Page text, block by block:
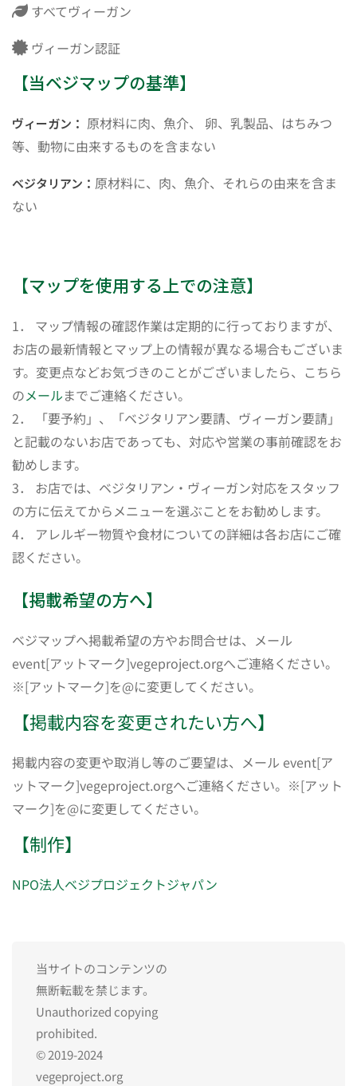
すべてヴィーガン
ヴィーガン認証
【当ベジマップの基準】
ヴィーガン： 原材料に肉、魚介、 卵、乳製品、はちみつ
等、動物に由来するものを含まない
ベジタリアン： 原材料に、肉、魚介、それらの由来を含ま
ない
【マップを使用する上での注意】
1． マップ情報の確認作業は定期的に行っておりますが、
お店の最新情報とマップ上の情報が異なる場合もございま
す。変更点などお気づきのことがございましたら、こちら
のメールまでご連絡ください。
2． 「要予約」、「ベジタリアン要請、ヴィーガン要請」
と記載のないお店であっても、対応や営業の事前確認をお
勧めします。
3． お店では、ベジタリアン・ヴィーガン対応をスタッフ
の方に伝えてからメニューを選ぶことをお勧めします。
4． アレルギー物質や食材についての詳細は各お店にご確
認ください。
【掲載希望の方へ】
ベジマップへ掲載希望の方やお問合せは、メール
event[アットマーク]vegeproject.orgへご連絡ください。
※[アットマーク]を@に変更してください。
【掲載内容を変更されたい方へ】
掲載内容の変更や取消し等のご要望は、メール event[ア
ットマーク]vegeproject.orgへご連絡ください。※[アット
マーク]を@に変更してください。
【制作】
NPO法人ベジプロジェクトジャパン
当サイトのコンテンツの
無断転載を禁じます。
Unauthorized copying
prohibited.
© 2019-2024
vegeproject.org